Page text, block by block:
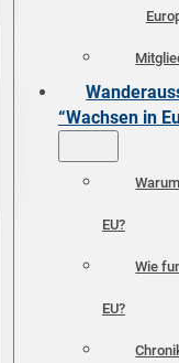
“Wachsen in
EU?
Wie
EU?